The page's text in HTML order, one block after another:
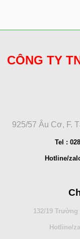
CÔNG TY
925/57 Âu Cơ, F.
Tel :
Hotline/
132/19
Hotline/